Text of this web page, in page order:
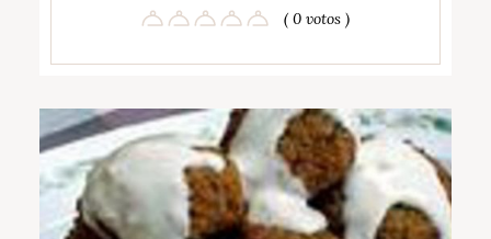
( 0 votos )